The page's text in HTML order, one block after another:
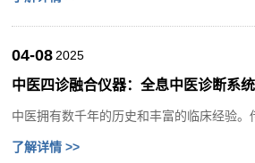
04-08 2025
中医四诊融合仪器：全息中医诊断系统
中医拥有数千年的历史和丰富的临床经验。
了解详情 >>